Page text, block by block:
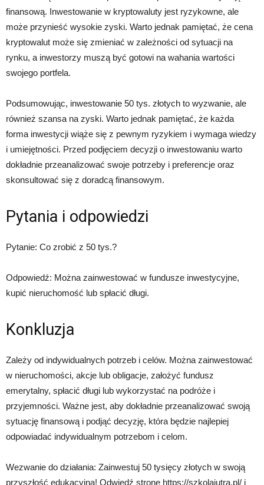
finansową. Inwestowanie w kryptowaluty jest ryzykowne, ale
może przynieść wysokie zyski. Warto jednak pamiętać, że cena
kryptowalut może się zmieniać w zależności od sytuacji na
rynku, a inwestorzy muszą być gotowi na wahania wartości
swojego portfela.
Podsumowując, inwestowanie 50 tys. złotych to wyzwanie, ale
również szansa na zyski. Warto jednak pamiętać, że każda
forma inwestycji wiąże się z pewnym ryzykiem i wymaga wiedzy
i umiejętności. Przed podjęciem decyzji o inwestowaniu warto
dokładnie przeanalizować swoje potrzeby i preferencje oraz
skonsultować się z doradcą finansowym.
Pytania i odpowiedzi
Pytanie: Co zrobić z 50 tys.?
Odpowiedź: Można zainwestować w fundusze inwestycyjne,
kupić nieruchomość lub spłacić długi.
Konkluzja
Zależy od indywidualnych potrzeb i celów. Można zainwestować
w nieruchomości, akcje lub obligacje, założyć fundusz
emerytalny, spłacić długi lub wykorzystać na podróże i
przyjemności. Ważne jest, aby dokładnie przeanalizować swoją
sytuację finansową i podjąć decyzję, która będzie najlepiej
odpowiadać indywidualnym potrzebom i celom.
Wezwanie do działania: Zainwestuj 50 tysięcy złotych w swoją
przyszłość edukacyjną! Odwiedź stronę https://szkolajutra.pl/ i